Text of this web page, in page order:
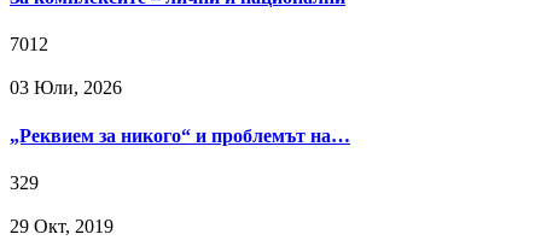
7012
03 Юли, 2026
„Реквием за никого“ и проблемът на…
329
29 Окт, 2019